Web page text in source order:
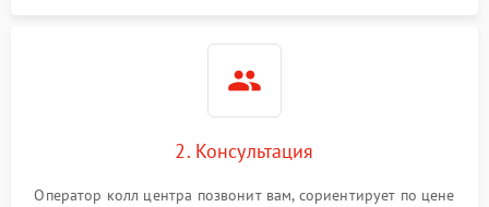
2. Консультация
Оператор колл центра позвонит вам, сориентирует по цене